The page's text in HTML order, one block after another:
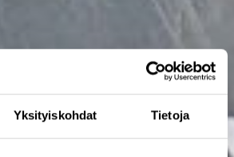
Yksityiskohdat Tietoja